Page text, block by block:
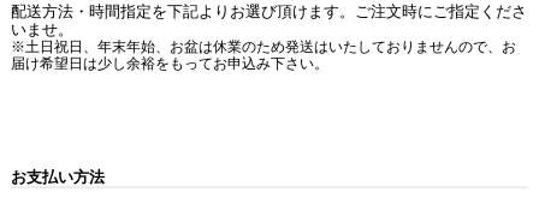
配送方法・時間指定を下記よりお選び頂けます。ご注文時にご指定くださ
いませ。
※土日祝日、年末年始、お盆は休業のため発送はいたしておりませんので、お
届け希望日は少し余裕をもってお申込み下さい。
お支払い方法